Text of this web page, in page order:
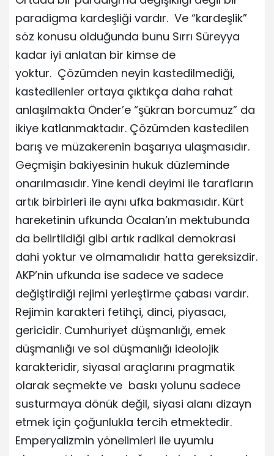
paradigma kardeşliği vardır. Ve “kardeşlik”
söz konusu olduğunda bunu Sırrı Süreyya
kadar iyi anlatan bir kimse de
yoktur. Çözümden neyin kastedilmediği,
kastedilenler ortaya çıktıkça daha rahat
anlaşılmakta Önder’e “şükran borcumuz” da
ikiye katlanmaktadır. Çözümden kastedilen
barış ve müzakerenin başarıya ulaşmasıdır.
Geçmişin bakiyesinin hukuk düzleminde
onarılmasıdır. Yine kendi deyimi ile tarafların
artık birbirleri ile aynı ufka bakmasıdır. Kürt
hareketinin ufkunda Öcalan’ın mektubunda
da belirtildiği gibi artık radikal demokrasi
dahi yoktur ve olmamalıdır hatta gereksizdir.
AKP’nin ufkunda ise sadece ve sadece
değiştirdiği rejimi yerleştirme çabası vardır.
Rejimin karakteri fetihçi, dinci, piyasacı,
gericidir. Cumhuriyet düşmanlığı, emek
düşmanlığı ve sol düşmanlığı ideolojik
karakteridir, siyasal araçlarını pragmatik
olarak seçmekte ve baskı yolunu sadece
susturmaya dönük değil, siyasi alanı dizayn
etmek için çoğunlukla tercih etmektedir.
Emperyalizmin yönelimleri ile uyumlu